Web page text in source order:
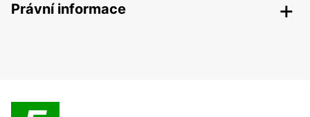
Právní informace